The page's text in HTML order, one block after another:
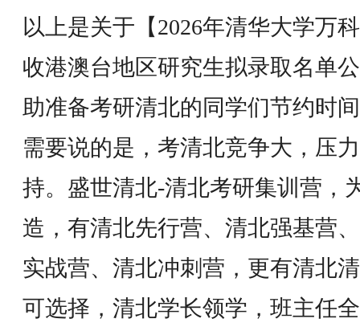
以上是关于【2026年清华大学万
收港澳台地区研究生拟录取名单
助准备考研清北的同学们节约时
需要说的是，考清北竞争大，压
持。盛世清北-清北考研集训营，
造，有清北先行营、清北强基营
实战营、清北冲刺营，更有清北
可选择，清北学长领学，班主任